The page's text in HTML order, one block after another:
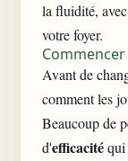
la fluidité,
votre foyer.
Avant de
comment les
Beaucoup de
d'efficacitéqui